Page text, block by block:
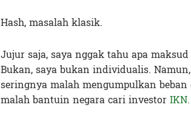
Hash, masalah klasik.
Jujur saja, saya nggak tahu apa
Bukan, saya bukan individualis.
seringnya malah mengumpulkan
malah bantuin negara cari investorIKN.